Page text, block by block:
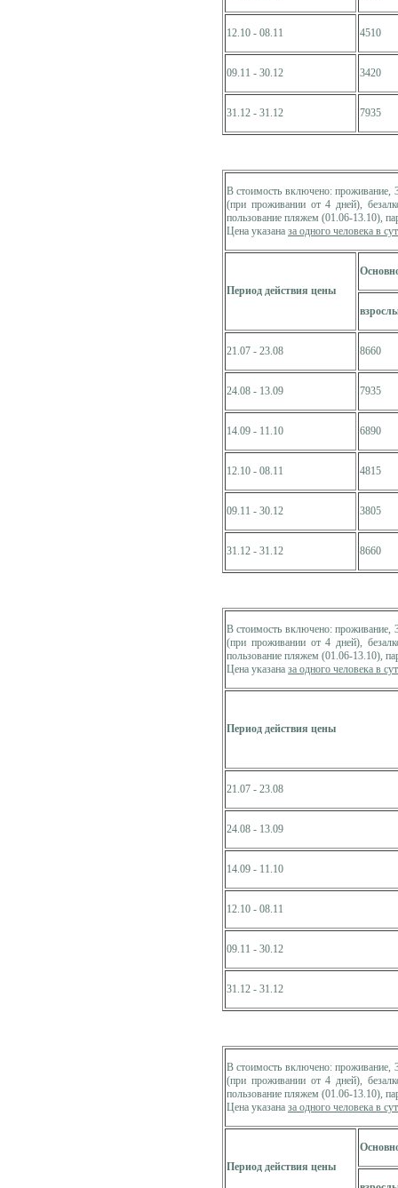
12.10 - 08.11 4510
09.11 - 30.12 3420
31.12 - 31.12 7935
В стоимость включено: проживание,
(при проживании от 4 дней),
пользование пляжем (01.06-13.10),
Цена указана за одного человека в
Период действия цены
21.07 - 23.08 8660
24.08 - 13.09 7935
14.09 - 11.10 6890
12.10 - 08.11 4815
09.11 - 30.12 3805
31.12 - 31.12 8660
В стоимость включено: проживание,
(при проживании от 4 дней),
пользование пляжем (01.06-13.10),
Цена указана за одного человека в
Период действия цены
21.07 - 23.08
24.08 - 13.09
14.09 - 11.10
12.10 - 08.11
09.11 - 30.12
31.12 - 31.12
В стоимость включено: проживание,
(при проживании от 4 дней),
пользование пляжем (01.06-13.10),
Цена указана за одного человека в
Период действия цены